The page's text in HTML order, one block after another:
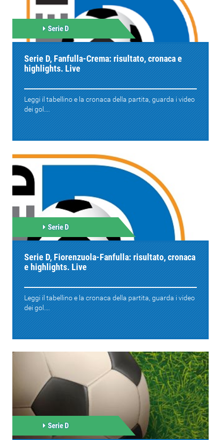
Serie D
Serie D, Fanfulla-Crema: risultato, cronaca e
highlights. Live
Leggi il tabellino e la cronaca della partita, guarda i video
dei gol....
Serie D
Serie D, Fiorenzuola-Fanfulla: risultato, cronaca
e highlights. Live
Leggi il tabellino e la cronaca della partita, guarda i video
dei gol....
Serie D